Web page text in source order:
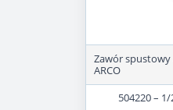
Zawór spustowy
ARCO
504220 – 1/